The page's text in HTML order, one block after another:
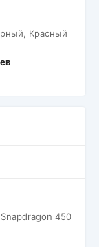
Красный
450